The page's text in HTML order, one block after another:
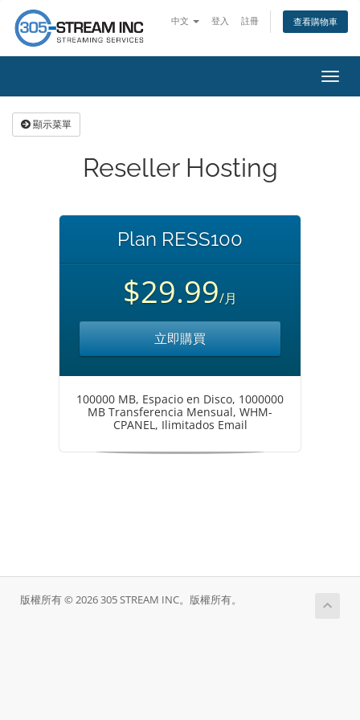
中文 登入 註冊 查看購物車
切
換
顯示菜單
Reseller Hosting
Plan RESS100
$29.99/月
立即購買
100000 MB, Espacio en Disco, 1000000
MB Transferencia Mensual, WHM-
CPANEL, Ilimitados Email
版權所有 © 2026 305 STREAM INC。版權所有。